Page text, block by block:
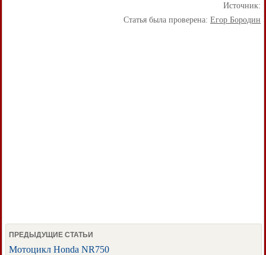
Источник:
Статья была проверена: Егор Бородин
ПРЕДЫДУЩИЕ СТАТЬИ
Мотоцикл Honda NR750